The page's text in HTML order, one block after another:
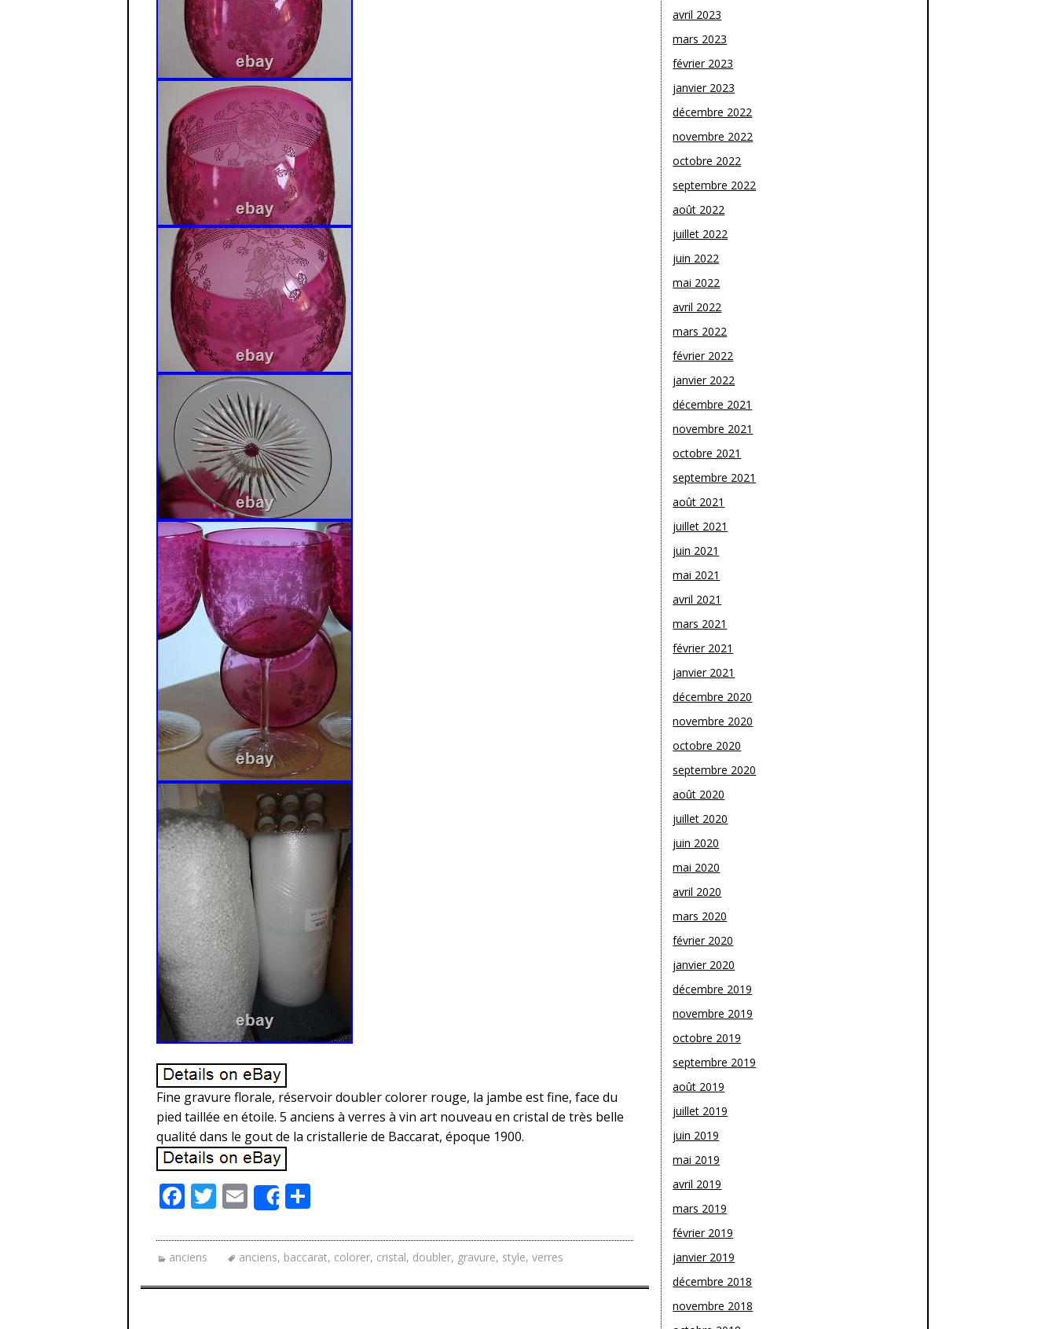
Fine gravure florale, réservoir doubler colorer rouge, la jambe est fine, face du
pied taillée en étoile. 5 anciens à verres à vin art nouveau en cristal de très belle
qualité dans le gout de la cristallerie de Baccarat, époque 1900.
F
e
b
o
T
itt
er
E
m
ai
l
Share
ta
g
er
anciens anciens, baccarat, colorer, cristal, doubler, gravure, style, verres
avril 2023
mars 2023
février 2023
janvier 2023
décembre 2022
novembre 2022
octobre 2022
septembre 2022
août 2022
juillet 2022
juin 2022
mai 2022
avril 2022
mars 2022
février 2022
janvier 2022
décembre 2021
novembre 2021
octobre 2021
septembre 2021
août 2021
juillet 2021
juin 2021
mai 2021
avril 2021
mars 2021
février 2021
janvier 2021
décembre 2020
novembre 2020
octobre 2020
septembre 2020
août 2020
juillet 2020
juin 2020
mai 2020
avril 2020
mars 2020
février 2020
janvier 2020
décembre 2019
novembre 2019
octobre 2019
septembre 2019
août 2019
juillet 2019
juin 2019
mai 2019
avril 2019
mars 2019
février 2019
janvier 2019
décembre 2018
novembre 2018